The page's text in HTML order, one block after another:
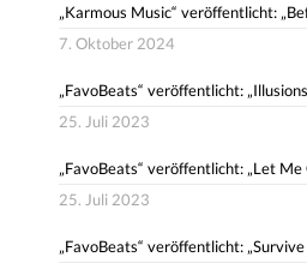
„Karmous Music“ veröffentlicht:
7. Oktober 2024
„FavoBeats“ veröffentlicht:
25. Juli 2023
„FavoBeats“ veröffentlicht: „Let
25. Juli 2023
„FavoBeats“ veröffentlicht: